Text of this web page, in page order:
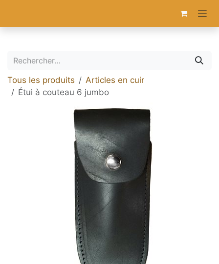
Tous les produits
Articles en cuir
Étui à couteau 6 jumbo